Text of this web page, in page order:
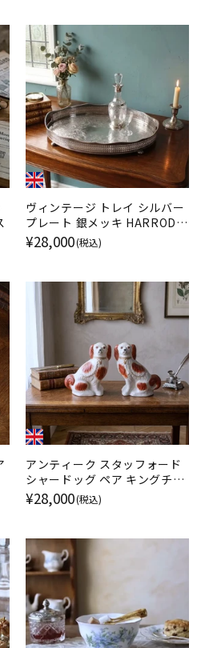
ヴィンテージ トレイ シルバー
プレート 銀メッキ HARRODS
ハロッズ イギリス
¥28,000(税込)
アンティーク スタッフォード
シャードッグ ペア キングチャ
ールズスパニエル イギリス
¥28,000(税込)